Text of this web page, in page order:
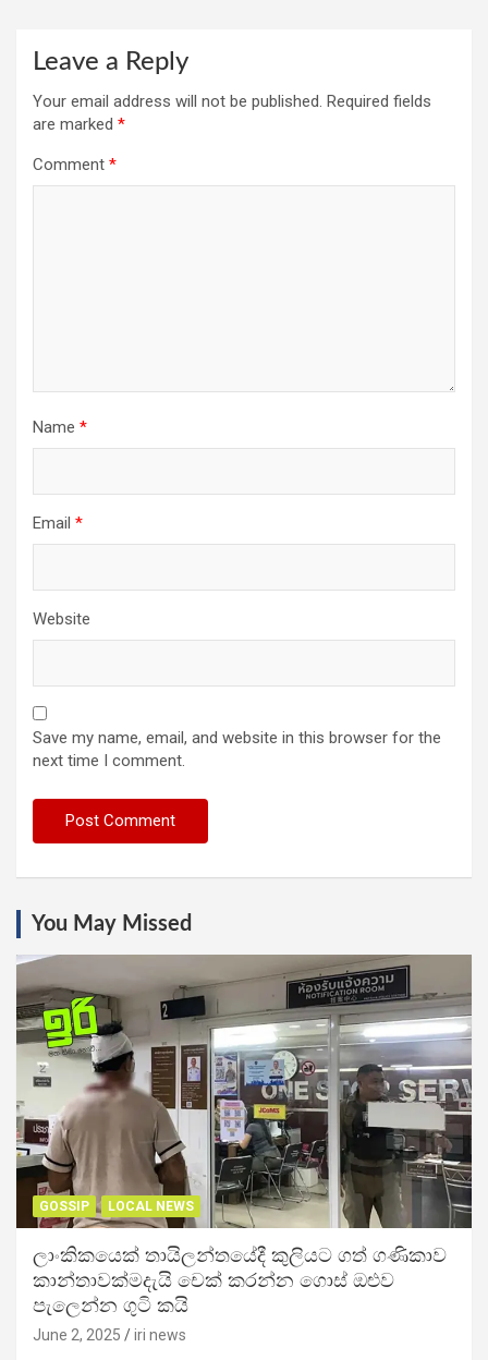
Leave a Reply
Your email address will not be published. Required fields
are marked *
Comment *
Name *
Email *
Website
Save my name, email, and website in this browser for the
next time I comment.
You May Missed
GOSSIP LOCAL NEWS
ලාංකිකයෙක් තායිලන්තයේදී කුලියට ගත් ගණිකාව
කාන්තාවක්මදැයි චෙක් කරන්න ගොස් ඔළුව
පැලෙන්න ගුටි කයි
June 2, 2025 iri news